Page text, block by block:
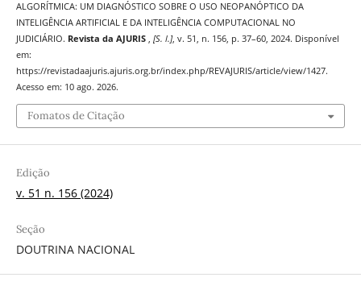
ALGORÍTMICA: UM DIAGNÓSTICO SOBRE O USO NEOPANÓPTICO DA
INTELIGÊNCIA ARTIFICIAL E DA INTELIGÊNCIA COMPUTACIONAL NO
JUDICIÁRIO. Revista da AJURIS , [S. l.], v. 51, n. 156, p. 37–60, 2024. Disponível
em:
https://revistadaajuris.ajuris.org.br/index.php/REVAJURIS/article/view/1427.
Acesso em: 10 ago. 2026.
Fomatos de Citação
Edição
v. 51 n. 156 (2024)
Seção
DOUTRINA NACIONAL